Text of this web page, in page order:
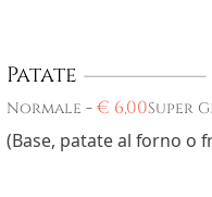
Patate
Normale -€ 6,00Super
(Base, patate al forno o